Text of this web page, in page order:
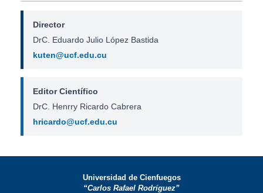
Director
DrC. Eduardo Julio López Bastida
kuten@ucf.edu.cu
Editor Científico
DrC. Henrry Ricardo Cabrera
hricardo@ucf.edu.cu
Universidad de Cienfuegos
“Carlos Rafael Rodríguez”